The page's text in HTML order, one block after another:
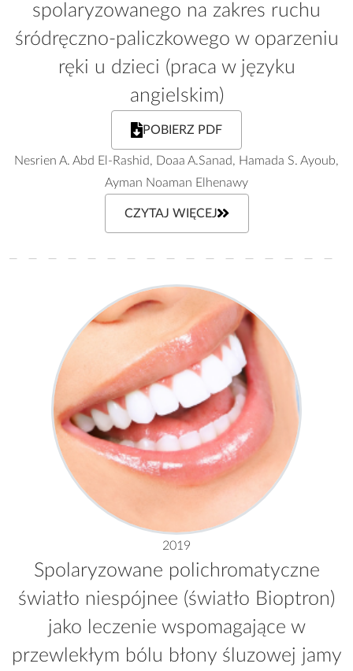
spolaryzowanego na zakres ruchu
śródręczno-paliczkowego w oparzeniu
ręki u dzieci (praca w języku
angielskim)
POBIERZ PDF
Nesrien A. Abd El-Rashid, Doaa A.Sanad, Hamada S. Ayoub,
Ayman Noaman Elhenawy
CZYTAJ WIĘCEJ
2019
Spolaryzowane polichromatyczne
światło niespójnee (światło Bioptron)
jako leczenie wspomagające w
przewlekłym bólu błony śluzowej jamy